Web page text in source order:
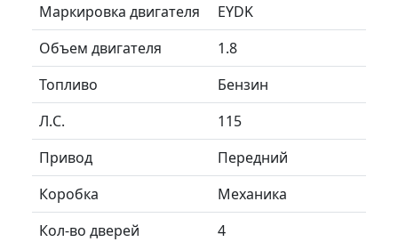
Маркировка двигателя
EYDK
Объем двигателя
1.8
Топливо
Бензин
Л.C.
115
Привод
Передний
Коробка
Механика
Кол-во дверей
4